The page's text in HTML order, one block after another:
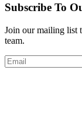
Subscribe To
Join our mailing list
team.